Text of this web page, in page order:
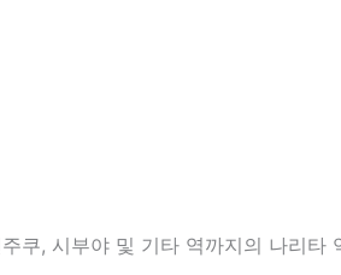
쿠, 시부야 및 기타 역까지의 나리타